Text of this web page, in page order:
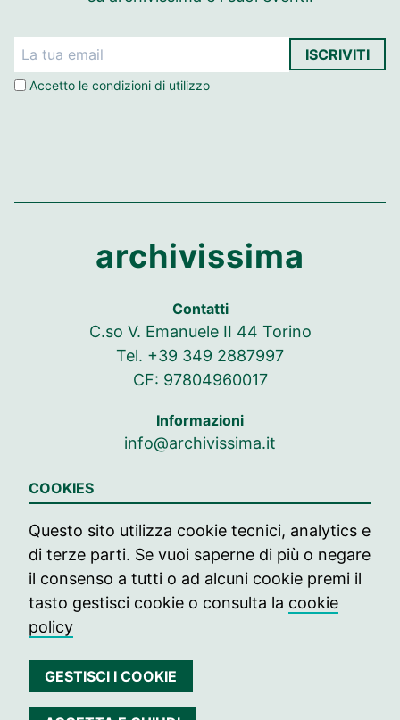
Accetto le condizioni di utilizzo
ISCRIVITI
archivissima
Contatti
C.so V. Emanuele II 44 Torino
Tel. +39 349 2887997
CF: 97804960017
Informazioni
info@archivissima.it
Seguici su Facebook
Seguici su
Seguici su
© 2021 archivissima
Press
Edizione passate
Privacy
COOKIES
Questo sito utilizza cookie tecnici, analytics e
di terze parti. Se vuoi saperne di più o negare
il consenso a tutti o ad alcuni cookie premi il
tasto gestisci cookie o consulta la cookie
policy
GESTISCI I COOKIE